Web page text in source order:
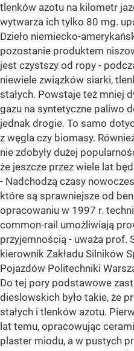
tlenków azotu na kilometr
wytwarza ich tylko 80 mg.
Dzieło niemiecko-
pozostanie produktem
jest czystszy od ropy -
niewiele związków siarki,
stałych. Powstaje też mniej
gazu na syntetyczne paliwo
jednak drogie. To samo
z węgla czy biomasy.
nie zdobyły dużej
że jeszcze przez wiele lat
- Nadchodzą czasy
które są sprawniejsze od
opracowaniu w 1997 r.
common-rail umożliwiają
przyjemnością - uważa prof.
kierownik Zakładu Silników
Pojazdów Politechniki
Do tej pory podstawowe
dieslowskich było takie, że
stałych i tlenków azotu.
lat temu, opracowując
plaster miodu, a w pustych